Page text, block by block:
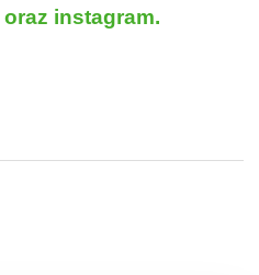
oraz instagram.